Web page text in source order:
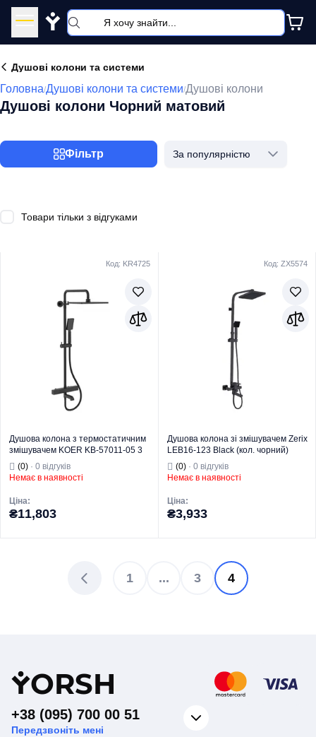
Y
Душові колони та системи
Головна/Душові колони та системи/Душові колони
Душові колони Чорний матовий
Фільтр За популярністю
Товари тільки з відгуками
Код: KR4725
Душова колона з термостатичним
змішувачем KOER KB-57011-05 3
функції (Колір чорний) (KR4725)
(0) · 0 відгуків
Немає в наявності
Ціна:
₴11,803
KOER
Код: ZX5574
Душова колона зі змішувачем Zerix
LEB16-123 Black (кол. чорний)
(ZX5574)
(0)· 0 відгуків
Немає в наявності
Ціна:
₴3,933
Група товару
Торгова марка
1 ... 3 4
YORSH
+38 (095) 700 00 51
Передзвоніть мені